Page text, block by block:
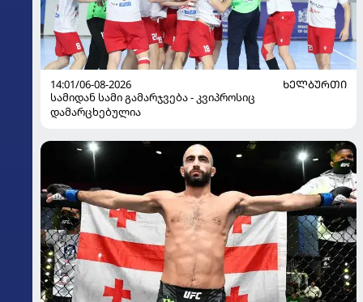
14:01/06-08-2026
ᲮᲔᲚᲑᲣᲠᲗᲘ
სამიდან სამი გამარჯვება - კვიპროსიც
დამარცხებულია